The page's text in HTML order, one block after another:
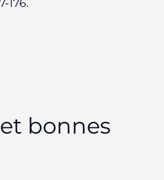
176.
bonnes